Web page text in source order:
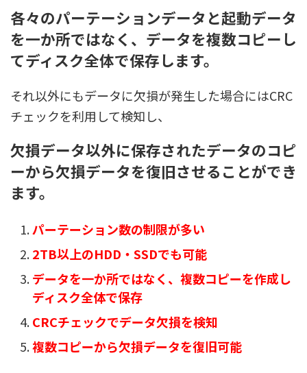
各々のパーテーションデータと起動データ
を一か所ではなく、データを複数コピーし
てディスク全体で保存します。
それ以外にもデータに欠損が発生した場合にはCRC
チェックを利用して検知し、
欠損データ以外に保存されたデータのコピ
ーから欠損データを復旧させることができ
ます。
パーテーション数の制限が多い
2TB以上のHDD・SSDでも可能
データを一か所ではなく、複数コピーを作成し
ディスク全体で保存
CRCチェックでデータ欠損を検知
複数コピーから欠損データを復旧可能